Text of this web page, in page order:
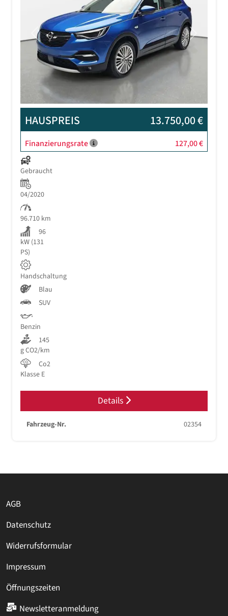
Previous Next
HAUSPREIS 13.750,00 €
Finanzierungsrate 127,00 €
Gebraucht
04/2020
96.710 km
96
kW (131
PS)
Handschaltung
Blau
SUV
Benzin
145
g CO2/km
Co2
Klasse E
Details
Fahrzeug-Nr. 02354
AGB
Datenschutz
Widerrufsformular
Impressum
Öffnungszeiten
Newsletteranmeldung